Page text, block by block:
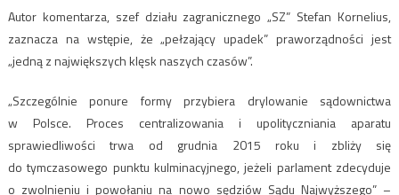
Autor komentarza, szef działu zagranicznego „SZ” Stefan Kornelius,
zaznacza na wstępie, że „pełzający upadek” praworządności jest
„jedną z największych klęsk naszych czasów”.
„Szczególnie ponure formy przybiera drylowanie sądownictwa
w Polsce. Proces centralizowania i upolityczniania aparatu
sprawiedliwości trwa od grudnia 2015 roku i zbliży się
do tymczasowego punktu kulminacyjnego, jeżeli parlament zdecyduje
o zwolnieniu i powołaniu na nowo sędziów Sądu Najwyższego” –